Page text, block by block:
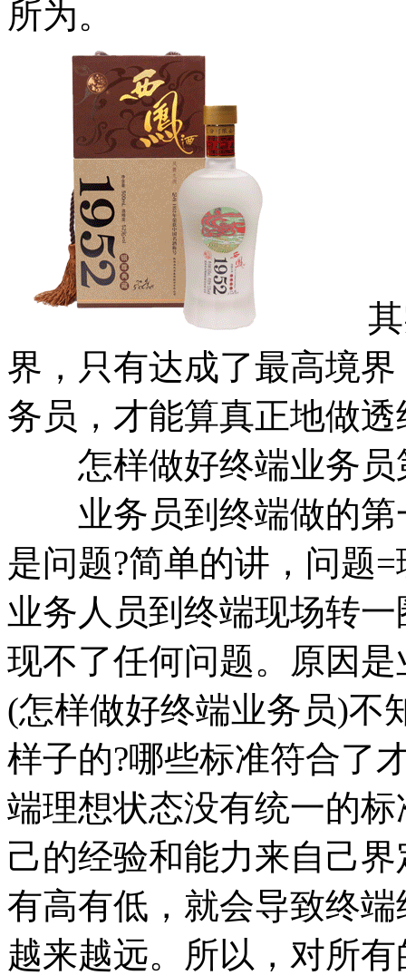
所为。
其实
界，只有达成了最高境
务员，才能算真正地做透
怎样做好终端业务员
业务员到终端做的第
是问题?简单的讲，问题
业务人员到终端现场转
现不了任何问题。原因
(怎样做好终端业务员)不
样子的?哪些标准符合了
端理想状态没有统一的
己的经验和能力来自己
有高有低，就会导致终
越来越远。所以，对所